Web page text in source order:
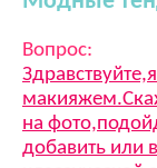
Вопрос:
на
добавить или